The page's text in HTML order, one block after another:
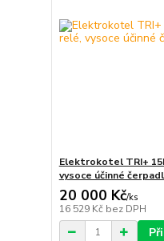
Elektrokotel TRI+
vysoce účinné
20 000 Kč/ks
16 529 Kč bez DPH